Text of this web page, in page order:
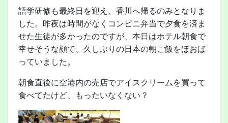
語学研修も最終日を迎え、香川へ帰るのみとなりま
した。昨夜は時間がなくコンビニ弁当で夕食を済ま
せた生徒が多かったのですが、本日はホテル朝食で
幸せそうな顔で、久しぶりの日本の朝ご飯をほおば
っていました。
朝食直後に空港内の売店でアイスクリームを買って
食べてたけど、もったいなくない？